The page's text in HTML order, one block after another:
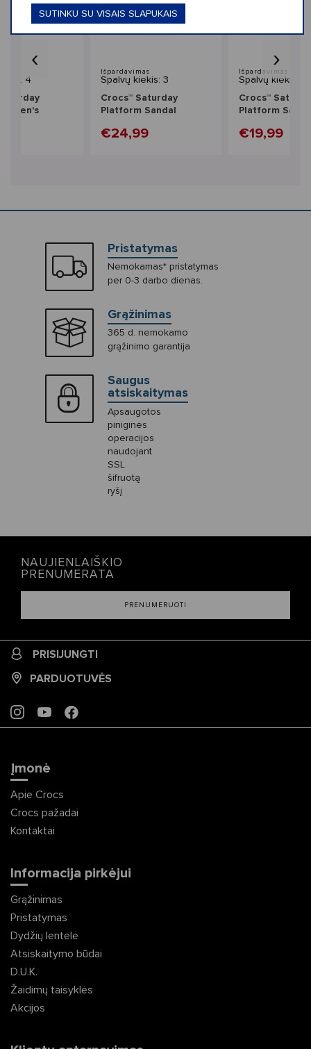
SUTINKU SU VISAIS SLAPUKAIS
4
Išpardavimas
Spalvų kiekis: 3
Crocs™ Saturday
Platform Sandal
€24,99
Išpardavimas
Spalvų kiekis: 3
Crocs™
Platform
€19,99
‹ ›
Pristatymas
Nemokamas* pristatymas
per 0-3 darbo dienas.
Grąžinimas
365 d. nemokamo
grąžinimo garantija
Saugus
atsiskaitymas
Apsaugotos
piniginės
operacijos
naudojant
SSL
šifruotą
ryšį
NAUJIENLAIŠKIO
PRENUMERATA
PRENUMERUOTI
PRISIJUNGTI
PARDUOTUVĖS
INSTAGRAM
YOUTUBEFACEBOOK
Įmonė
Apie Crocs
Crocs pažadai
Kontaktai
Informacija pirkėjui
Grąžinimas
Pristatymas
Dydžių lentelė
Atsiskaitymo būdai
D.U.K.
Žaidimų taisyklės
Akcijos